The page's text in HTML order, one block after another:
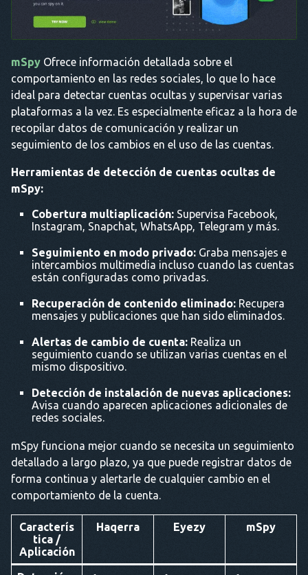
mSpy Ofrece información detallada sobre el
comportamiento en las redes sociales, lo que lo hace
ideal para detectar cuentas ocultas y supervisar varias
plataformas a la vez. Es especialmente eficaz a la hora de
recopilar datos de comunicación y realizar un
seguimiento de los cambios en el uso de las cuentas.
Herramientas de detección de cuentas ocultas de
mSpy:
Cobertura multiaplicación: Supervisa Facebook,
Instagram, Snapchat, WhatsApp, Telegram y más.
Seguimiento en modo privado: Graba mensajes e
intercambios multimedia incluso cuando las cuentas
están configuradas como privadas.
Recuperación de contenido eliminado: Recupera
mensajes y publicaciones que han sido eliminados.
Alertas de cambio de cuenta: Realiza un
seguimiento cuando se utilizan varias cuentas en el
mismo dispositivo.
Detección de instalación de nuevas aplicaciones:
Avisa cuando aparecen aplicaciones adicionales de
redes sociales.
mSpy funciona mejor cuando se necesita un seguimiento
detallado a largo plazo, ya que puede registrar datos de
forma continua y alertarle de cualquier cambio en el
comportamiento de la cuenta.
Caracterís
tica /
Aplicación
Haqerra Eyezy mSpy